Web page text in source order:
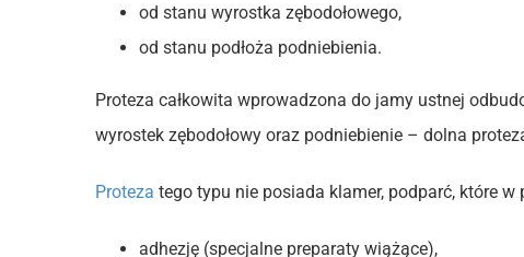
od stanu wyrostka zębodołowego,
od stanu podłoża podniebienia.
Proteza całkowita wprowadzona do jamy ustnej
wyrostek zębodołowy oraz podniebienie – dolna
Proteza tego typu nie posiada klamer, podparć, które
adhezję (specjalne preparaty wiążące),